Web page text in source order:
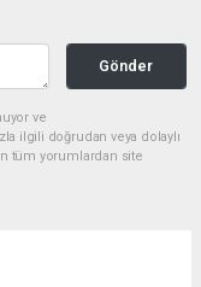
Gönder
ve
ilgili doğrudan veya dolaylı
tüm yorumlardan site